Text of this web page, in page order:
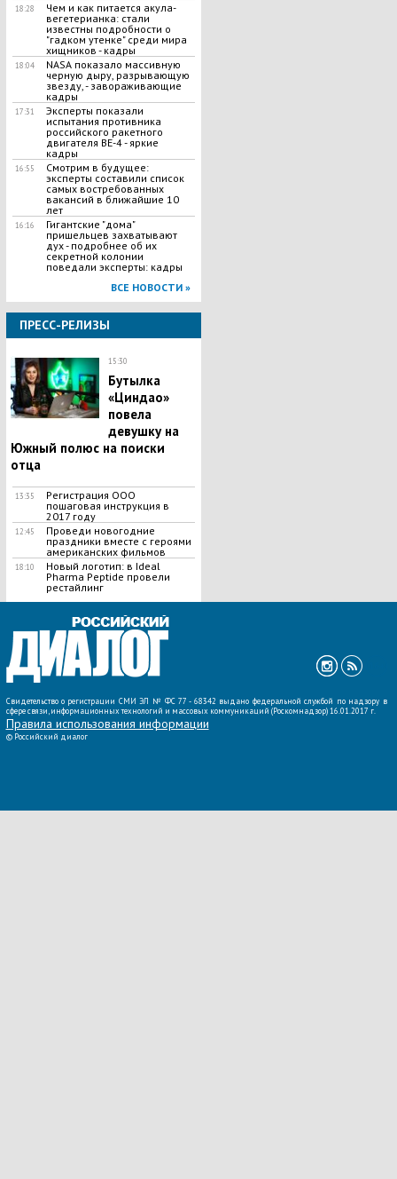
18:28
Чем и как питается акула-
вегетерианка: стали
известны подробности о
"гадком утенке" среди мира
хищников - кадры
18:04
NASA показало массивную
черную дыру, разрывающую
звезду, - завораживающие
кадры
17:31
Эксперты показали
испытания противника
российского ракетного
двигателя BE-4 - яркие
кадры
16:55
Смотрим в будущее:
эксперты составили список
самых востребованных
вакансий в ближайшие 10
лет
16:16
Гигантские "дома"
пришельцев захватывают
дух - подробнее об их
секретной колонии
поведали эксперты: кадры
ВСЕ НОВОСТИ »
ПРЕСС-РЕЛИЗЫ
15:30
Бутылка
«Циндао»
повела
девушку на
Южный полюс на поиски
отца
13:35
Регистрация ООО
пошаговая инструкция в
2017 году
12:45
Проведи новогодние
праздники вместе с героями
американских фильмов
18:10
Новый логотип: в Ideal
Pharma Peptide провели
рестайлинг
Свидетельство о регистрации СМИ ЭЛ № ФС 77 - 68342 выдано федеральной службой по надзору в
сфере связи, информационных технологий и массовых коммуникаций (Роскомнадзор) 16.01.2017 г.
Правила использования информации
© Российский диалог